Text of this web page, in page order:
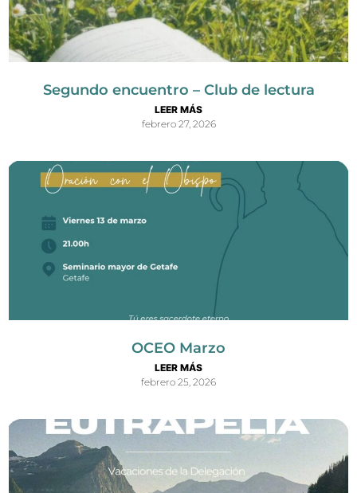
Segundo encuentro – Club de lectura
LEER MÁS
febrero 27, 2026
OCEO Marzo
LEER MÁS
febrero 25, 2026